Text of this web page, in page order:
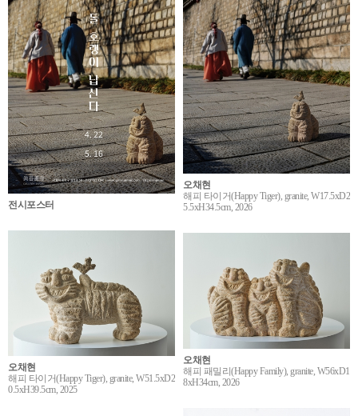
전시포스터
오채현
해피 타이거(Happy Tiger), granite, W17.5xD2
5.5xH34.5cm, 2026
오채현
해피 타이거(Happy Tiger), granite, W51.5xD2
0.5xH39.5cm, 2025
오채현
해피 패밀리(Happy Family), granite, W56xD1
8xH34cm, 2026